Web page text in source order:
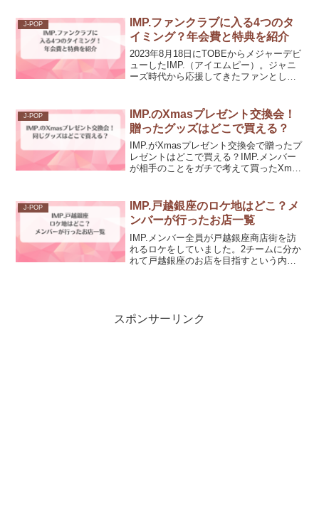
トの広告起用、「D.U.N.K. Showca...
J-POP
IMP.ファンクラブに入る4つのタ
イミング？年会費と特典を紹介
2023年8月18日にTOBEからメジャーデビ
ューしたIMP.（アイエムピー）。ジャニ
ーズ時代から応援してきたファンとして
という方も多いのでは？しかーし！年会
費がかか...
J-POP
IMP.のXmasプレゼント交換会！
贈ったグッズはどこで買える？
IMP.がXmasプレゼント交換会で贈ったプ
レゼントはどこで買える？IMP.メンバー
が相手のことをガチで考えて買ったXmas
J-POP
IMP.戸越銀座のロケ地はどこ？メ
ンバーが行ったお店一覧
IMP.メンバー全員が戸越銀座商店街を訪
れるロケをしていました。2チームに分か
れて戸越銀座のお店を目指すという内容
スポンサーリンク